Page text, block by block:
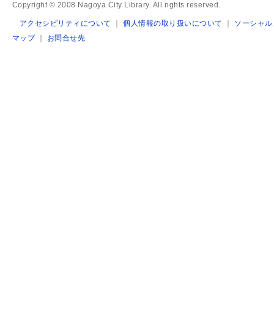
Copyright © 2008 Nagoya City Library. All rights reserved.
アクセシビリティについて ｜個人情報の取り扱いについて ｜ ソーシャ
マップ｜ お問合せ先